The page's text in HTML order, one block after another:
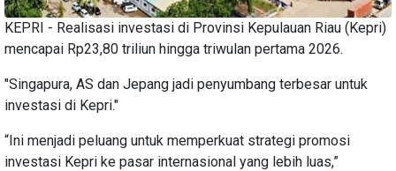
KEPRI - Realisasi investasi di Provinsi Kepulauan Riau (Kepri)
mencapai Rp23,80 triliun hingga triwulan pertama 2026.
"Singapura, AS dan Jepang jadi penyumbang terbesar untuk
investasi di Kepri."
“Ini menjadi peluang untuk memperkuat strategi promosi
investasi Kepri ke pasar internasional yang lebih luas,”